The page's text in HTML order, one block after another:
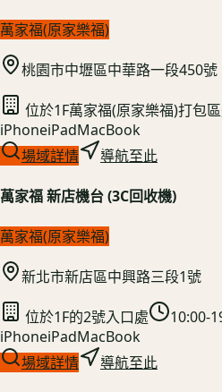
萬家福(原家樂福)
桃園市中壢區中華路一段450號
位於1F萬家福(原家樂福)打包
iPhoneiPadMacBook
場域詳情
導航至此
萬家福 新店機台 (3C回收機)
萬家福(原家樂福)
新北市新店區中興路三段1號
位於1F的2號入口處
10:00-
iPhoneiPadMacBook
場域詳情
導航至此